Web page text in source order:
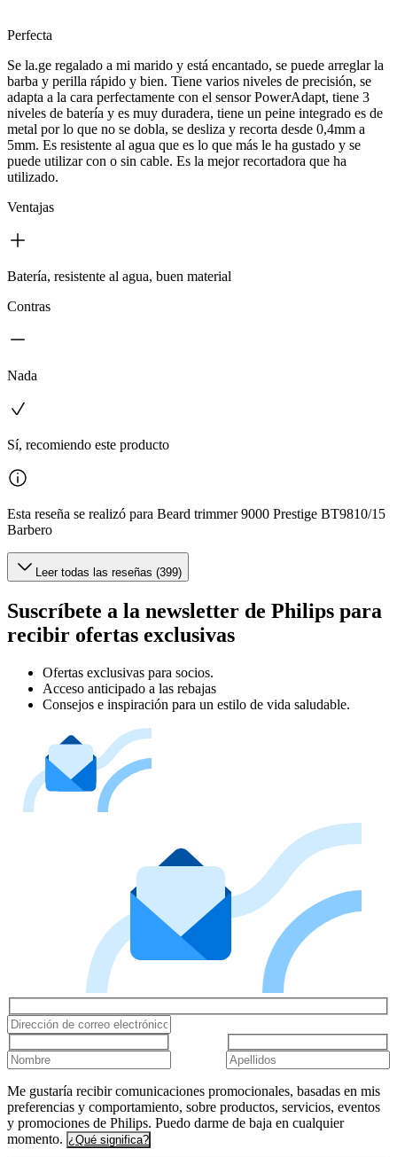
Perfecta
Se la.ge regalado a mi marido y está encantado, se puede arreglar la
barba y perilla rápido y bien. Tiene varios niveles de precisión, se
adapta a la cara perfectamente con el sensor PowerAdapt, tiene 3
niveles de batería y es muy duradera, tiene un peine integrado es de
metal por lo que no se dobla, se desliza y recorta desde 0,4mm a
5mm. Es resistente al agua que es lo que más le ha gustado y se
puede utilizar con o sin cable. Es la mejor recortadora que ha
utilizado.
Ventajas
Batería, resistente al agua, buen material
Contras
Nada
Sí, recomiendo este producto
Esta reseña se realizó para Beard trimmer 9000 Prestige BT9810/15
Barbero
Leer todas las reseñas (399)
Suscríbete a la newsletter de Philips para
recibir ofertas exclusivas
Ofertas exclusivas para socios.
Acceso anticipado a las rebajas
Consejos e inspiración para un estilo de vida saludable.
Me gustaría recibir comunicaciones promocionales, basadas en mis
preferencias y comportamiento, sobre productos, servicios, eventos
y promociones de Philips. Puedo darme de baja en cualquier
momento. ¿Qué significa?